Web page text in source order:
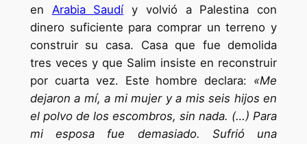
en Arabia Saudí y volvió a Palestina con
dinero suficiente para comprar un terreno y
construir su casa. Casa que fue demolida
tres veces y que Salim insiste en reconstruir
por cuarta vez. Este hombre declara: «Me
dejaron a mí, a mi mujer y a mis seis hijos en
el polvo de los escombros, sin nada. (…) Para
mi esposa fue demasiado. Sufrió una